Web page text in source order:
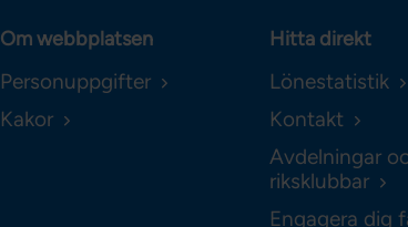
Om webbplatsen
Personuppgifter
Kakor
Hitta direkt
Lönestatistik
Kontakt
Avdelningar
riksklubbar
Engagera dig